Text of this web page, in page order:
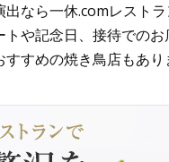
出なら一休.comレストラ
トや記念日、接待でのお
すめの焼き鳥店もあり